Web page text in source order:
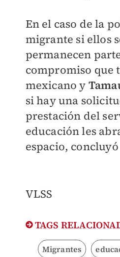
En el caso de la
migrante si ellos
permanecen
compromiso que
mexicano y
si hay una
prestación del
educación les
espacio, concluyó
VLSS
TAGS
Migrantes